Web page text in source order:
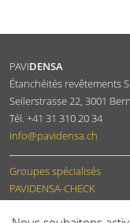
PAVIDENSA
Étanchéités revêtements
Seilerstrasse 22, 3001
Tél. +41 31 310 20 34
info@pavidensa.ch
Groupes spécialisés
PAVIDENSA-CHECK